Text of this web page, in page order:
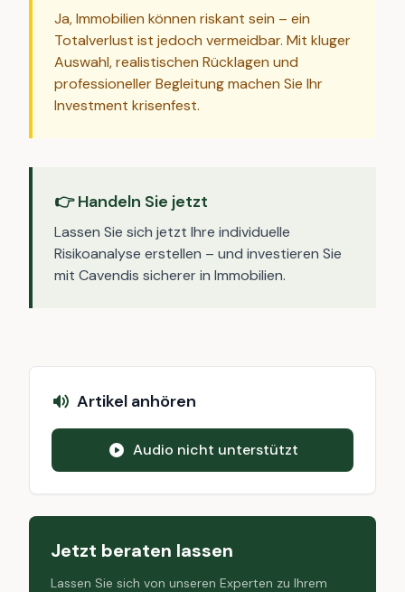
Ja, Immobilien können riskant sein – ein
Totalverlust ist jedoch vermeidbar. Mit kluger
Auswahl, realistischen Rücklagen und
professioneller Begleitung machen Sie Ihr
Investment krisenfest.
👉 Handeln Sie jetzt
Lassen Sie sich jetzt Ihre individuelle
Risikoanalyse erstellen – und investieren Sie
mit Cavendis sicherer in Immobilien.
Artikel anhören
Audio nicht unterstützt
Jetzt beraten lassen
Lassen Sie sich von unseren Experten zu Ihrem